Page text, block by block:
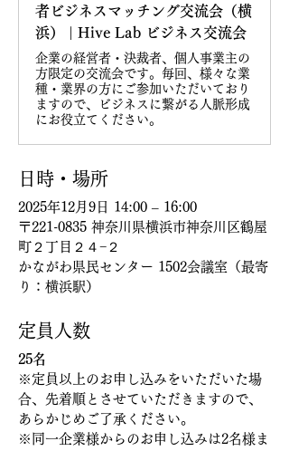
者ビジネスマッチング交流会（横
浜） | Hive Lab ビジネス交流会
企業の経営者・決裁者、個人事業主の
方限定の交流会です。毎回、様々な業
種・業界の方にご参加いただいており
ますので、ビジネスに繋がる人脈形成
にお役立てください。
日時・場所
2025年12月9日 14:00 – 16:00
〒221-0835 神奈川県横浜市神奈川区鶴屋
町２丁目２４−２
かながわ県民センター 1502会議室 （最寄
り：横浜駅）
定員人数
25名
※定員以上のお申し込みをいただいた場
合、先着順とさせていただきますので、
あらかじめご了承ください。
※同一企業様からのお申し込みは2名様ま